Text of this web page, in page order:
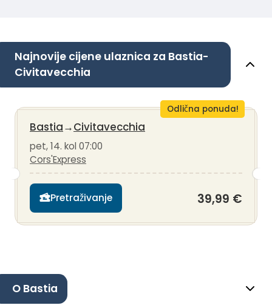
Najnovije cijene ulaznica za Bastia-
Civitavecchia
Odlična ponuda!
Bastia→Civitavecchia
pet, 14. kol 07:00
Cors'Express
Pretraživanje 39,99 €
O Bastia